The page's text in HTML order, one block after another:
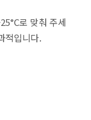
로 맞춰 주세
적입니다.